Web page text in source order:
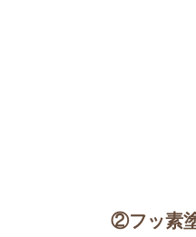
②フッ素